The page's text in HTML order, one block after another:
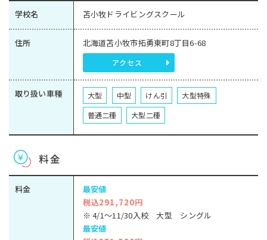
学校名 苫小牧ドライビングスクール
住所 北海道苫小牧市拓勇東町8丁目6-68
アクセス
取り扱い車種 大型 中型 けん引
大型特殊
普通二種
大型二種
料金
料金
最安値
税込291,720円
※ 4/1～11/30入校 大型 シングル
最安値